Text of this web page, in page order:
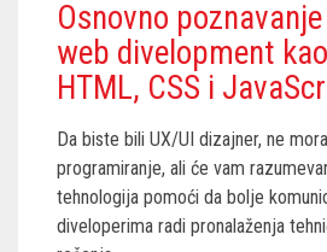
Osnovno
web divelopment
HTML, CSS i
Da biste bili UX/UI dizajner, ne
programiranje, ali će vam
tehnologija pomoći da bolje
diveloperima radi pronalaženja